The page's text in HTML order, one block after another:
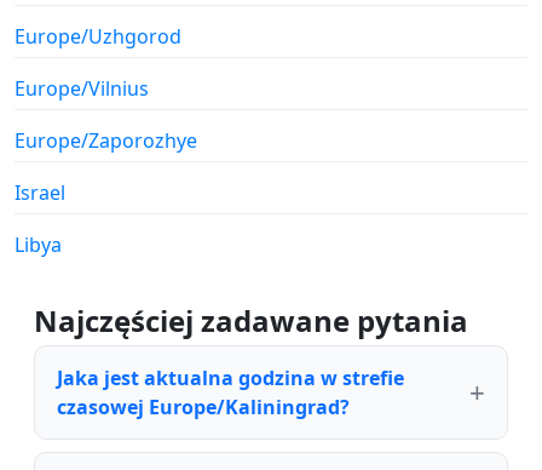
Europe/Uzhgorod
Europe/Vilnius
Europe/Zaporozhye
Israel
Libya
Najczęściej zadawane pytania
Jaka jest aktualna godzina w strefie
czasowej Europe/Kaliningrad?